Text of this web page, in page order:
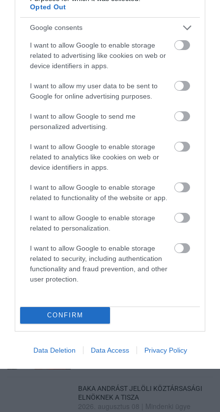
Opted Out
Google consents
I want to allow Google to enable storage
related to advertising like cookies on web or
device identifiers in apps.
I want to allow my user data to be sent to
Google for online advertising purposes.
I want to allow Google to send me
personalized advertising.
I want to allow Google to enable storage
related to analytics like cookies on web or
device identifiers in apps.
I want to allow Google to enable storage
related to functionality of the website or app.
I want to allow Google to enable storage
related to personalization.
I want to allow Google to enable storage
related to security, including authentication
functionality and fraud prevention, and other
user protection.
CONFIRM
Data Deletion Data Access Privacy Policy
AZ ENDODONCIÁBAN
NÉLKÜLÖZHETETLEN ESZKÖZÖK
ITTASAN RANDALÍROZOTT EGER
2026. augusztus 09
ORBÁN EGYKORI VÍZÜGYI ÁLLAMTITKÁRA
2026. augusztus 09|Mindenki ügye
A GYAKORNOKI MUNKA: LEHETŐSÉGEK ÉS
KIHÍVÁSOK A KARRIER KE...
2026. augusztus 09|Promóció
2026. augusztus 08 |Mindenki ügye
BAKA ANDRÁST JELÖLI KÖZTÁRSASÁGI
ELNÖKNEK A TISZA
2026. augusztus 08 Mindenki ügye